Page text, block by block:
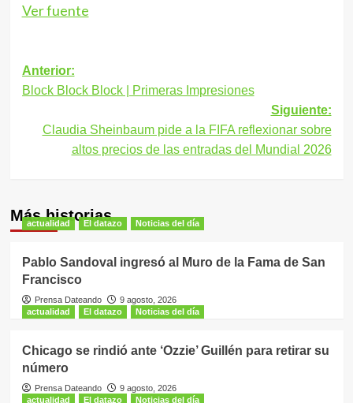
Ver fuente
Navegación
de
entradas
Anterior:
Block Block Block | Primeras Impresiones
Siguiente:
Claudia Sheinbaum pide a la FIFA reflexionar sobre
altos precios de las entradas del Mundial 2026
Más historias
actualidad El datazo Noticias del día
Pablo Sandoval ingresó al Muro de la Fama de San
Francisco
Prensa Dateando
9 agosto, 2026
actualidad
El datazo Noticias del día
Chicago se rindió ante ‘Ozzie’ Guillén para retirar su
número
Prensa Dateando
9 agosto, 2026
actualidad
El datazo Noticias del día